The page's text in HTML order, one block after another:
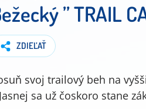
” TRAIL
ZDIEĽAŤ
svoj trailový beh na
sa už čoskoro stane